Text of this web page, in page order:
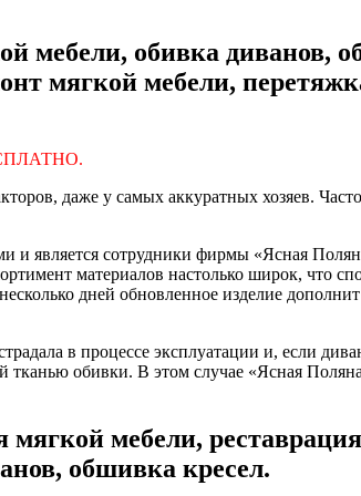
мебели, обивка диванов,
мягкой мебели,
даже у самых аккуратных хозяев.
и является сотрудники фирмы «Ясная
материалов настолько широк, что
дней обновленное изделие
в процессе эксплуатации и, если
тканью обивки. В этом случае «Ясная
мебели,
обшивка кресел.